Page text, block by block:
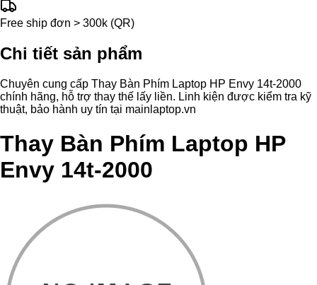
Free ship đơn > 300k (QR)
Chi tiết sản phẩm
Chuyên cung cấp Thay Bàn Phím Laptop HP Envy 14t-2000
chính hãng, hỗ trợ thay thế lấy liền. Linh kiện được kiểm tra kỹ
thuật, bảo hành uy tín tại mainlaptop.vn
Thay Bàn Phím Laptop HP
Envy 14t-2000